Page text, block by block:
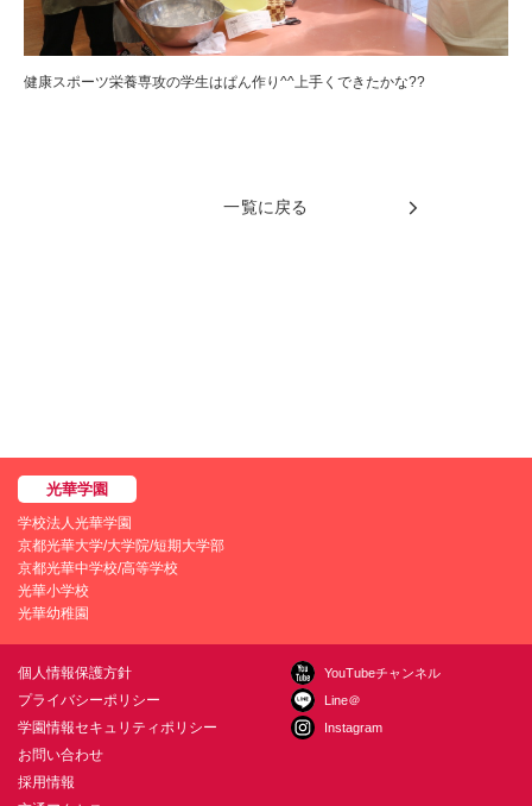
健康スポーツ栄養専攻の学生はぱん作り^^上手くできたかな??
一覧に戻る
学校法人光華学園
京都光華大学/大学院/短期大学部
京都光華中学校/高等学校
光華小学校
光華幼稚園
個人情報保護方針
プライバシーポリシー
学園情報セキュリティポリシー
お問い合わせ
採用情報
YouTubeチャンネル
Line＠
Instagram